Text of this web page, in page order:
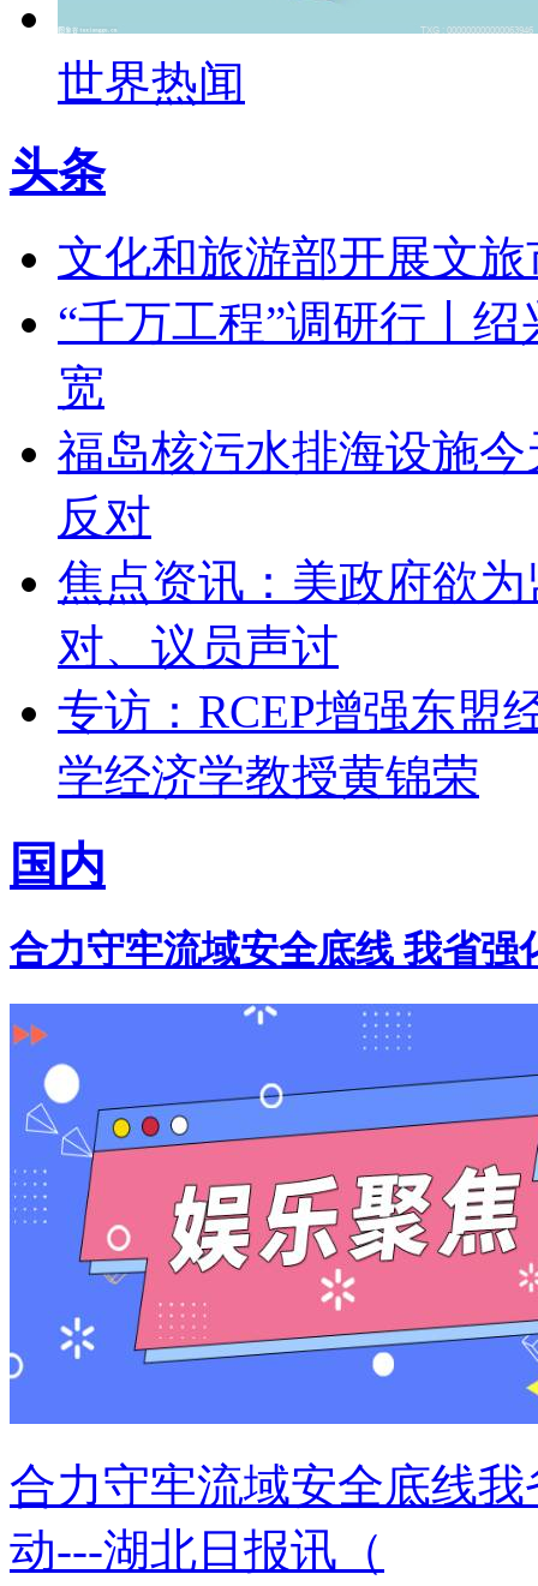
世界热闻
头条
文化和旅游部开展文
“千万工程”调研行丨
宽
福岛核污水排海设施
反对
焦点资讯：美政府欲
对、议员声讨
专访：RCEP增强东
学经济学教授黄锦荣
国内
合力守牢流域安全底线 我省强
合力守牢流域安全底线
动---湖北日报讯（